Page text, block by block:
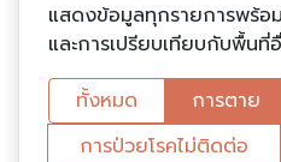
แสดงข้อมูลทุกรายการพร้อ
และการเปรียบเทียบกับพื้นที่
ทั้งหมด
การตาย
การป่วยโรคไม่ติดต่อ